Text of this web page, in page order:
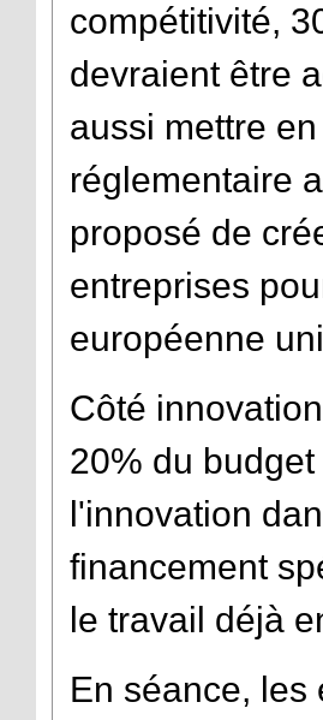
compétitivité,
devraient être
aussi mettre
réglementaire
proposé de
entreprises
européenne
Côté
20% du
l'innovation
financement
le travail déjà
En séance, les